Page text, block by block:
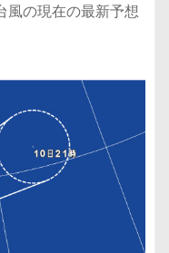
風の現在の最新予想